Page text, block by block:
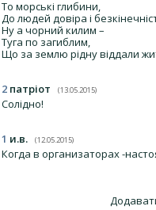
То морські глибини,
До людей довіра і
Ну а чорний килим –
Туга по загиблим,
Що за землю рідну віддали
2 патріот (13.05.2015)
Солідно!
1 и.в. (12.05.2015)
Когда в организаторах -